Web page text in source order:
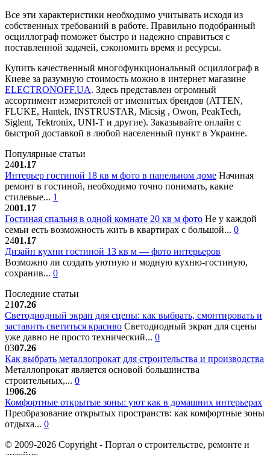
Все эти характеристики необходимо учитывать исходя из
собственных требований в работе. Правильно подобранный
осциллограф поможет быстро и надежно справиться с
поставленной задачей, сэкономить время и ресурсы.
Купить качественный многофункциональный осциллограф в
Киеве за разумную стоимость можно в интернет магазине
ELECTRONOFF.UA. Здесь представлен огромный
ассортимент измерителей от именитых брендов (ATTEN,
FLUKE, Hantek, INSTRUSTAR, Micsig , Owon, PeakTech,
Siglent, Tektronix, UNI-T и другие). Заказывайте онлайн с
быстрой доставкой в любой населенный пункт в Украине.
Популярные статьи
2401.17
Интерьер гостиной 18 кв м фото в панельном доме Начиная
ремонт в гостиной, необходимо точно понимать, какие
стилевые... 1
2001.17
Гостиная спальня в одной комнате 20 кв м фото Не у каждой
семьи есть возможность жить в квартирах с большой... 0
2401.17
Дизайн кухни гостиной 13 кв м — фото интерьеров
Возможно ли создать уютную и модную кухню-гостиную,
сохранив... 0
Последние статьи
2107.26
Светодиодный экран для сцены: как выбрать, смонтировать и
заставить светиться красиво Светодиодный экран для сцены
уже давно не просто технический... 0
0307.26
Как выбрать металлопрокат для строительства и производства
Металлопрокат является основой большинства
строительных,... 0
1906.26
Комфортные открытые зоны: уют как в домашних интерьерах
Преобразование открытых пространств: как комфортные зоны
отдыха... 0
© 2009-2026 Copyright - Портал о строительстве, ремонте и